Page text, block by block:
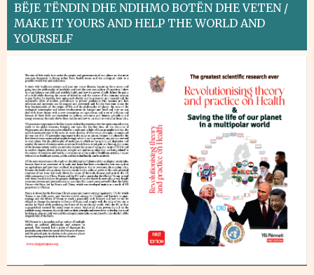
BËJE TËNDIN DHE NDIHMO BOTËN DHE VETEN /
MAKE IT YOURS AND HELP THE WORLD AND
YOURSELF